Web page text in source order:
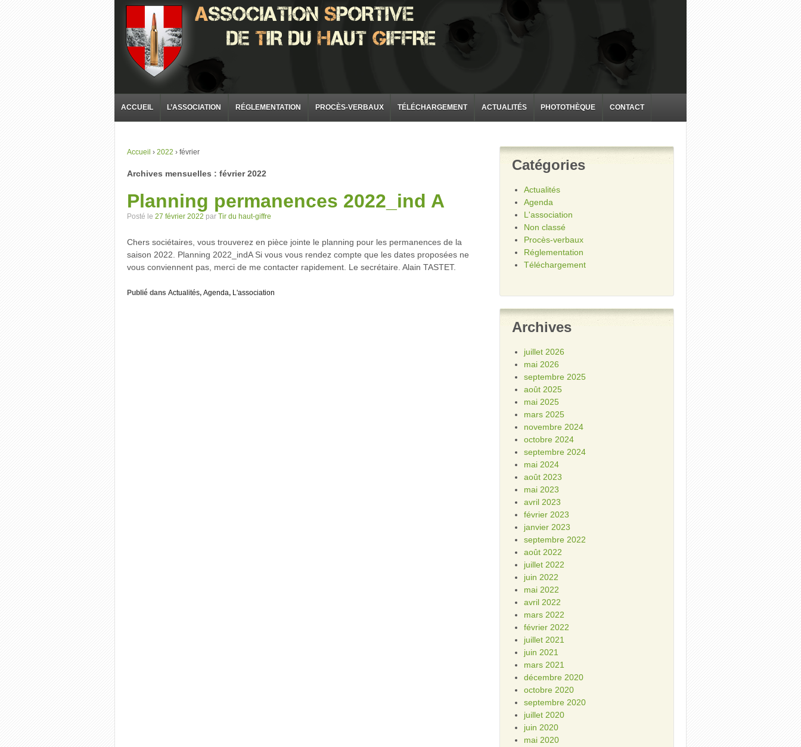
ACCUEIL L’ASSOCIATION RÉGLEMENTATION PROCÈS-VERBAUX TÉLÉCHARGEMENT ACTUALITÉS PHOTOTHÈQUE CONTACT
Accueil › 2022 › février
Archives mensuelles : février 2022
Planning permanences 2022_ind A
Posté le 27 février 2022 par Tir du haut-giffre
Chers sociétaires, vous trouverez en pièce jointe le planning pour les permanences de la
saison 2022. Planning 2022_indA Si vous vous rendez compte que les dates proposées ne
vous conviennent pas, merci de me contacter rapidement. Le secrétaire. Alain TASTET.
Publié dans Actualités, Agenda, L'association
Catégories
Actualités
Agenda
L'association
Non classé
Procès-verbaux
Réglementation
Téléchargement
Archives
juillet 2026
mai 2026
septembre 2025
août 2025
mai 2025
mars 2025
novembre 2024
octobre 2024
septembre 2024
mai 2024
août 2023
mai 2023
avril 2023
février 2023
janvier 2023
septembre 2022
août 2022
juillet 2022
juin 2022
mai 2022
avril 2022
mars 2022
février 2022
juillet 2021
juin 2021
mars 2021
décembre 2020
octobre 2020
septembre 2020
juillet 2020
juin 2020
mai 2020